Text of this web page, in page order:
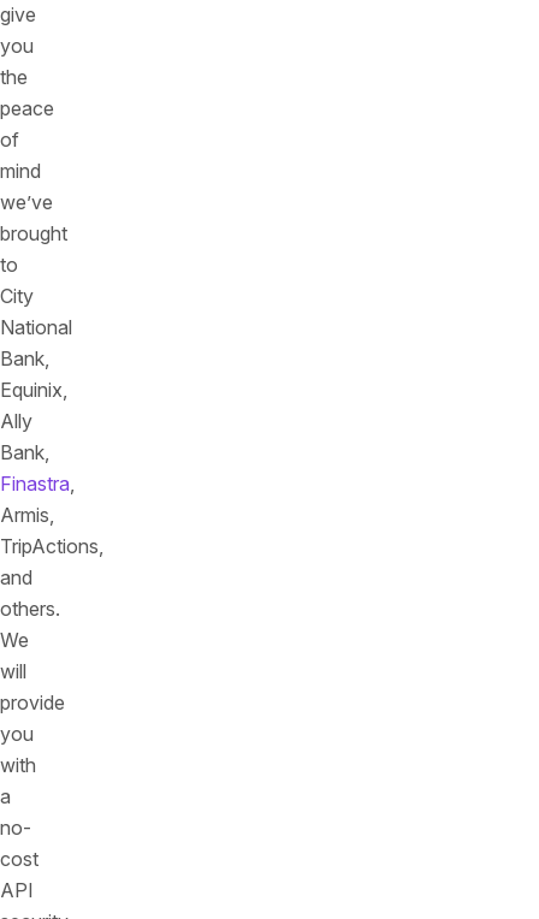
give
you
the
peace
of
mind
we’ve
brought
to
City
National
Bank,
Equinix,
Ally
Bank,
Finastra,
Armis,
TripActions,
and
others.
We
will
provide
you
with
a
no-
cost
API